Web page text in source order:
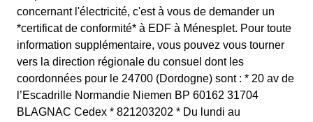
concernant l'électricité, c'est à vous de demander un
*certificat de conformité* à EDF à Ménesplet. Pour toute
information supplémentaire, vous pouvez vous tourner
vers la direction régionale du consuel dont les
coordonnées pour le 24700 (Dordogne) sont : * 20 av de
l’Escadrille Normandie Niemen BP 60162 31704
BLAGNAC Cedex * 821203202 * Du lundi au